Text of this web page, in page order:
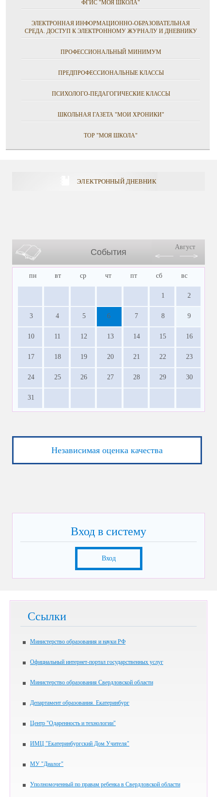
ФГИС "МОЯ ШКОЛА"
ЭЛЕКТРОННАЯ ИНФОРМАЦИОННО-ОБРАЗОВАТЕЛЬНАЯ
СРЕДА. ДОСТУП К ЭЛЕКТРОННОМУ ЖУРНАЛУ И ДНЕВНИКУ
ПРОФЕССИОНАЛЬНЫЙ МИНИМУМ
ПРЕДПРОФЕССИОНАЛЬНЫЕ КЛАССЫ
ПСИХОЛОГО-ПЕДАГОГИЧЕСКИЕ КЛАССЫ
ШКОЛЬНАЯ ГАЗЕТА "МОИ ХРОНИКИ"
ТОР "МОЯ ШКОЛА"
ЭЛЕКТРОННЫЙ ДНЕВНИК
События
Август
пн вт ср чт пт сб вс
1 2
3 4 5 6 7 8 9
10 11 12 13 14 15 16
17 18 19 20 21 22 23
24 25 26 27 28 29 30
31
Независимая оценка качества
Вход в систему
Вход
Ссылки
Министерство образования и науки РФ
Официальный интернет-портал государственных услуг
Министерство образования Свердловской области
Департамент образования. Екатеринбург
Центр "Одаренность и технологии"
ИМЦ "Екатеринбургский Дом Учителя"
МУ "Диалог"
Уполномоченный по правам ребенка в Свердловской области